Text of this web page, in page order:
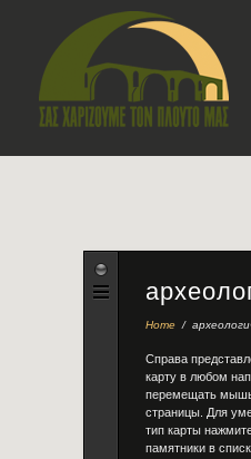
Home /
Справа
карту в любом
перемещать мышь
страницы. Для
тип карты
памятники в